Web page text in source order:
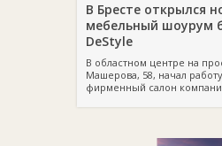
В Бресте открылся
мебельный шоурум
DeStyle
В областном центре на
Машерова, 58, начал
фирменный салон